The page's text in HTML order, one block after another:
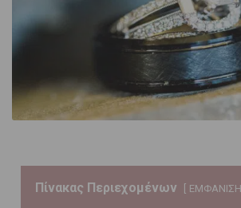
Πίνακας Περιεχομένων ΕΜΦΑΝΙΣΗ